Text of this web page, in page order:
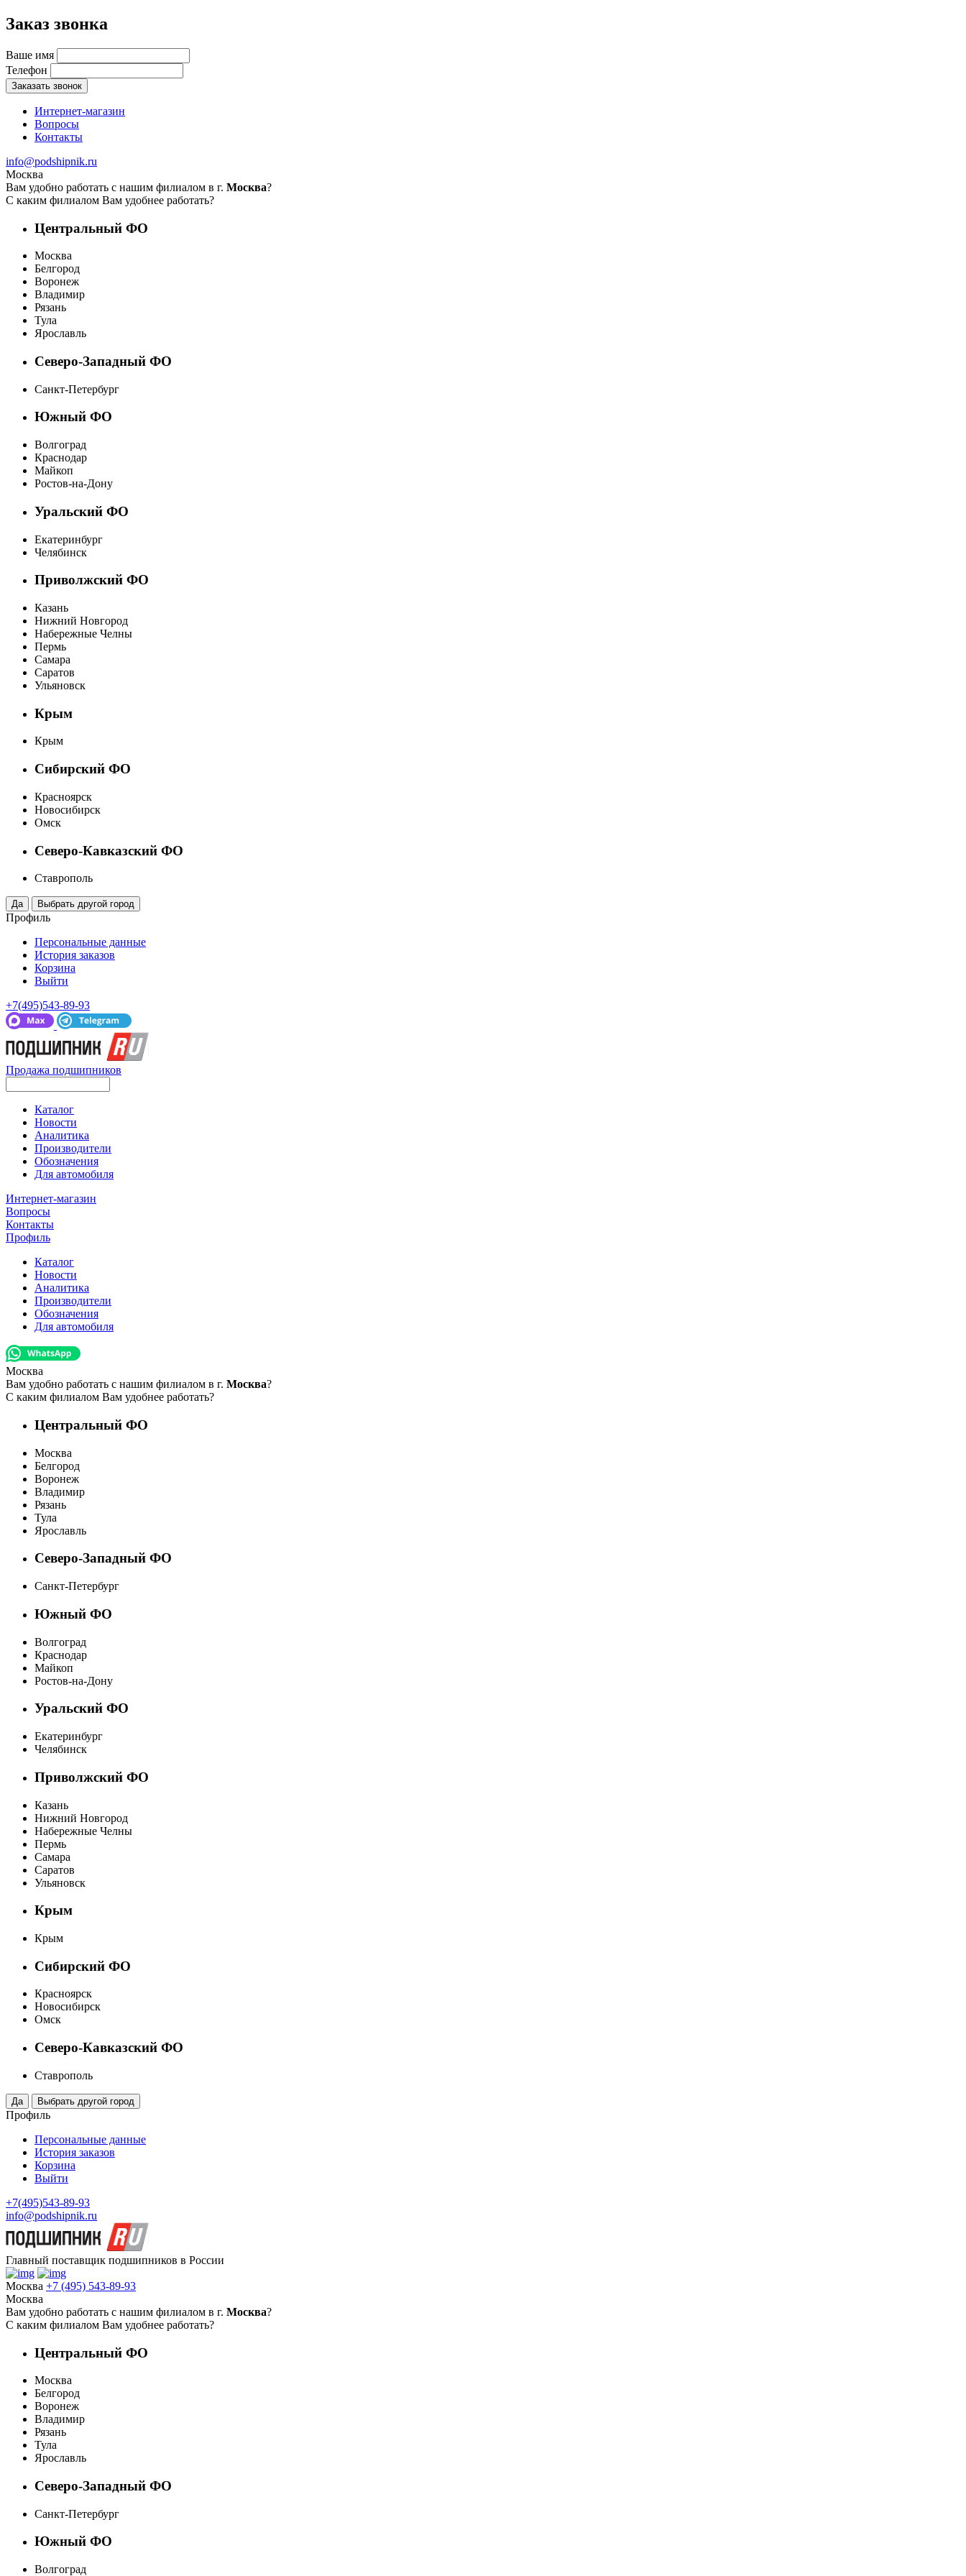
Заказ звонка
Ваше имя
Телефон
Заказать звонок
Интернет-магазин
Вопросы
Контакты
info@podshipnik.ru
Москва
Вам удобно работать с нашим филиалом в г. Москва?
С каким филиалом Вам удобнее работать?
Центральный ФО
Москва
Белгород
Воронеж
Владимир
Рязань
Тула
Ярославль
Северо-Западный ФО
Санкт-Петербург
Южный ФО
Волгоград
Краснодар
Майкоп
Ростов-на-Дону
Уральский ФО
Екатеринбург
Челябинск
Приволжский ФО
Казань
Нижний Новгород
Набережные Челны
Пермь
Самара
Саратов
Ульяновск
Крым
Крым
Сибирский ФО
Красноярск
Новосибирск
Омск
Северо-Кавказский ФО
Ставрополь
Профиль
Персональные данные
История заказов
Корзина
Выйти
+7(495)543-89-93
Продажа подшипников
Каталог
Новости
Аналитика
Производители
Обозначения
Для автомобиля
Интернет-магазин
Вопросы
Контакты
Профиль
Каталог
Новости
Аналитика
Производители
Обозначения
Для автомобиля
Москва
Вам удобно работать с нашим филиалом в г. Москва?
С каким филиалом Вам удобнее работать?
Центральный ФО
Москва
Белгород
Воронеж
Владимир
Рязань
Тула
Ярославль
Северо-Западный ФО
Санкт-Петербург
Южный ФО
Волгоград
Краснодар
Майкоп
Ростов-на-Дону
Уральский ФО
Екатеринбург
Челябинск
Приволжский ФО
Казань
Нижний Новгород
Набережные Челны
Пермь
Самара
Саратов
Ульяновск
Крым
Крым
Сибирский ФО
Красноярск
Новосибирск
Омск
Северо-Кавказский ФО
Ставрополь
Профиль
Персональные данные
История заказов
Корзина
Выйти
+7(495)543-89-93
info@podshipnik.ru
Главный поставщик подшипников в России
Москва +7 (495) 543-89-93
Москва
Вам удобно работать с нашим филиалом в г. Москва?
С каким филиалом Вам удобнее работать?
Центральный ФО
Москва
Белгород
Воронеж
Владимир
Рязань
Тула
Ярославль
Северо-Западный ФО
Санкт-Петербург
Южный ФО
Волгоград